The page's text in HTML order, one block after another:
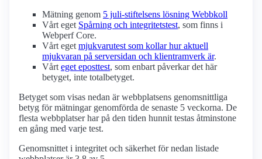
Mätning genom 5 juli-stiftelsens lösning Webbkoll
Vårt eget Spårning och integritetstest, som finns i
Webperf Core.
Vårt eget mjukvarutest som kollar hur aktuell
mjukvaran på serversidan och klient­ramverk är.
Vårt eget eposttest, som enbart påverkar det här
betyget, inte totalbetyget.
Betyget som visas nedan är webbplatsens genomsnittliga
betyg för mätningar genomförda de senaste 5 veckorna. De
flesta webbplatser har på den tiden hunnit testas åtminstone
en gång med varje test.
Genomsnittet i integritet och säkerhet för nedan listade